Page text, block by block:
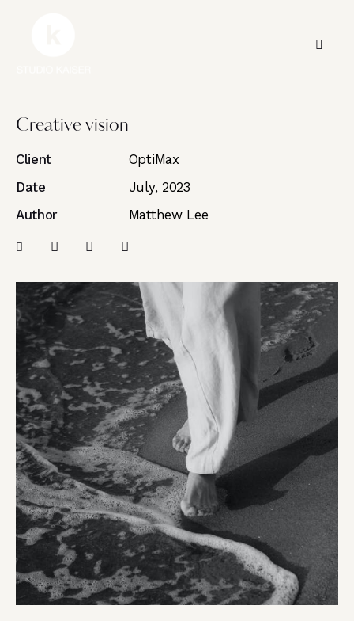
Creative vision
Client
OptiMax
Date
July, 2023
Author
Matthew Lee